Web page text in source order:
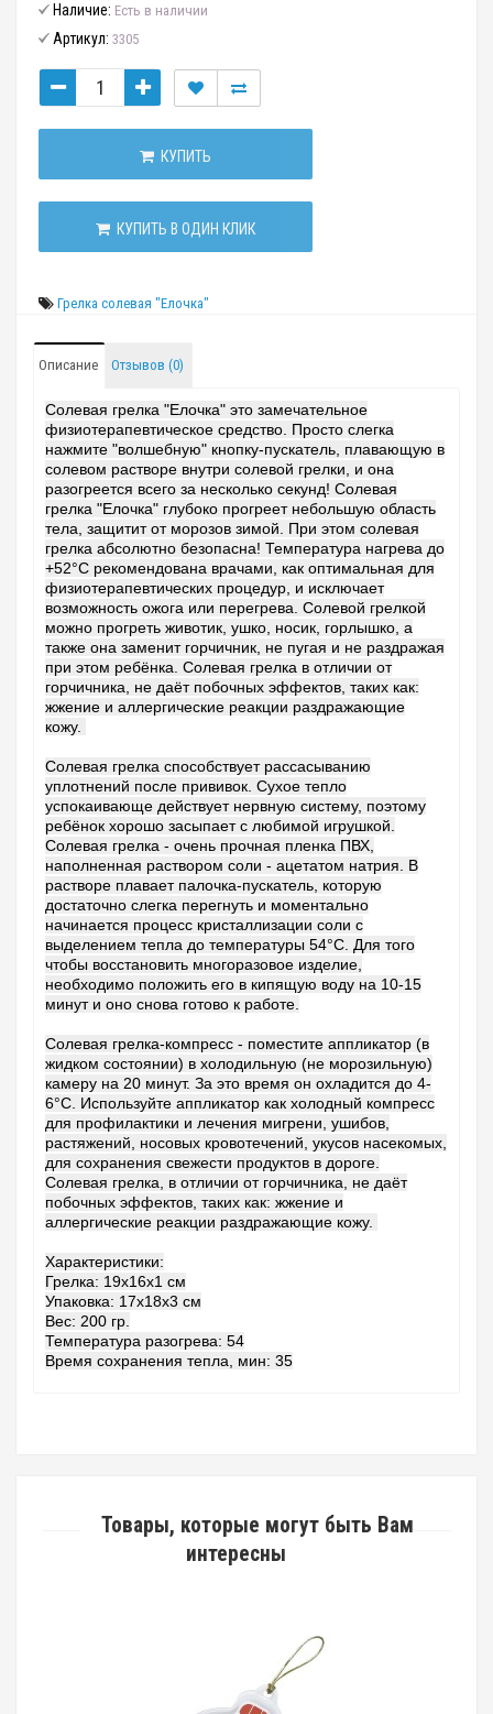
Наличие: Есть в наличии
Артикул: 3305
КУПИТЬ
КУПИТЬ В ОДИН КЛИК
Грелка солевая "Елочка"
Описание Отзывов (0)
Солевая грелка "Елочка" это замечательное
физиотерапевтическое средство. Просто слегка
нажмите "волшебную" кнопку-пускатель, плавающую в
солевом растворе внутри солевой грелки, и она
разогреется всего за несколько секунд! Солевая
грелка "Елочка" глубоко прогреет небольшую область
тела, защитит от морозов зимой. При этом солевая
грелка абсолютно безопасна! Температура нагрева до
+52°С рекомендована врачами, как оптимальная для
физиотерапевтических процедур, и исключает
возможность ожога или перегрева. Солевой грелкой
можно прогреть животик, ушко, носик, горлышко, а
также она заменит горчичник, не пугая и не раздражая
при этом ребёнка. Солевая грелка в отличии от
горчичника, не даёт побочных эффектов, таких как:
жжение и аллергические реакции раздражающие
кожу.
Солевая грелка способствует рассасыванию
уплотнений после прививок. Сухое тепло
успокаивающе действует нервную систему, поэтому
ребёнок хорошо засыпает с любимой игрушкой.
Солевая грелка - очень прочная пленка ПВХ,
наполненная раствором соли - ацетатом натрия. В
растворе плавает палочка-пускатель, которую
достаточно слегка перегнуть и моментально
начинается процесс кристаллизации соли с
выделением тепла до температуры 54°C. Для того
чтобы восстановить многоразовое изделие,
необходимо положить его в кипящую воду на 10-15
минут и оно снова готово к работе.
Солевая грелка-компресс - поместите аппликатор (в
жидком состоянии) в холодильную (не морозильную)
камеру на 20 минут. За это время он охладится до 4-
6°C. Используйте аппликатор как холодный компресс
для профилактики и лечения мигрени, ушибов,
растяжений, носовых кровотечений, укусов насекомых,
для сохранения свежести продуктов в дороге.
Солевая грелка, в отличии от горчичника, не даёт
побочных эффектов, таких как: жжение и
аллергические реакции раздражающие кожу.
Характеристики:
Грелка: 19x16x1 см
Упаковка: 17x18x3 см
Вес: 200 гр.
Температура разогрева: 54
Время сохранения тепла, мин: 35
Товары, которые могут быть Вам
интересны